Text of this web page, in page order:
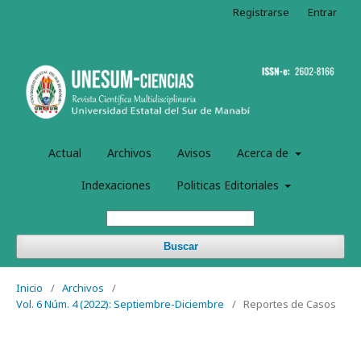
Actual Archivos Avisos Acerca de
Indexaciones Politicas Editoriales
Buscar
Registrarse Entrar
Inicio / Archivos
/
Vol. 6 Núm. 4 (2022): Septiembre-Diciembre
/ Reportes de Casos